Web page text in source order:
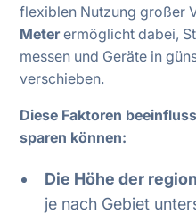
flexiblen Nutzung großer
Meterermöglicht dabei,
messen und Geräte in
verschieben.
Diese Faktoren
sparen können:
Die Höhe der
je nach Gebiet